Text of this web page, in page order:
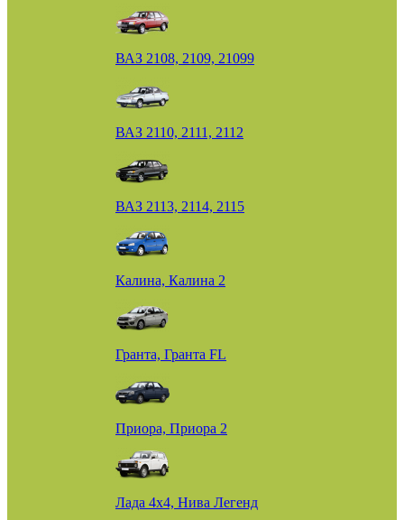
ВАЗ 2108, 2109, 21099
ВАЗ 2110, 2111, 2112
ВАЗ 2113, 2114, 2115
Калина, Калина 2
Гранта, Гранта FL
Приора, Приора 2
Лада 4х4, Нива Легенд